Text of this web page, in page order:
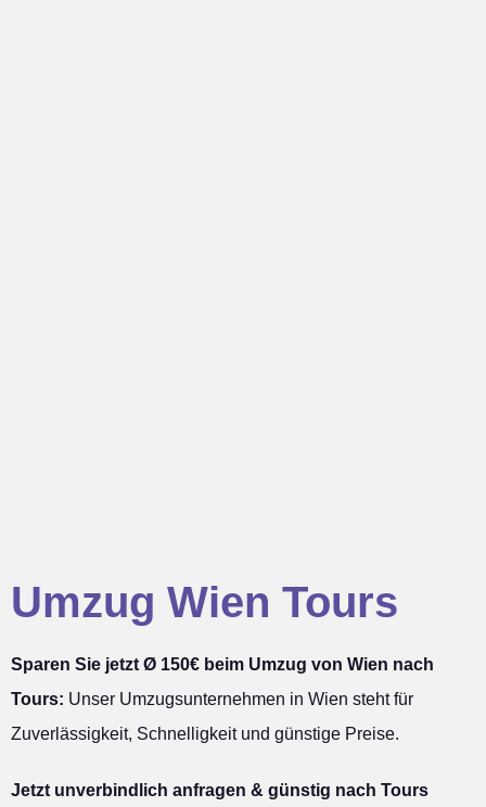
Umzug Wien Tours
Sparen Sie jetzt Ø 150€ beim Umzug von Wien nach
Tours: Unser Umzugsunternehmen in Wien steht für
Zuverlässigkeit, Schnelligkeit und günstige Preise.
Jetzt unverbindlich anfragen & günstig nach Tours